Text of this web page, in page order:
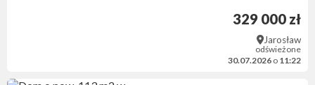
329 000 zł
Jarosław
odświeżone
30.07.2026 o 11:22